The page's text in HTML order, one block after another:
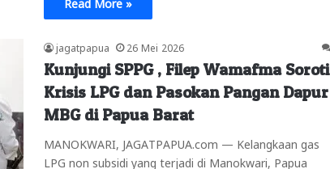
jagatpapua 26 Mei 2026
Kunjungi SPPG , Filep Wamafma Soroti
Krisis LPG dan Pasokan Pangan Dapur
MBG di Papua Barat
MANOKWARI, JAGATPAPUA.com — Kelangkaan gas
LPG non subsidi yang terjadi di Manokwari, Papua